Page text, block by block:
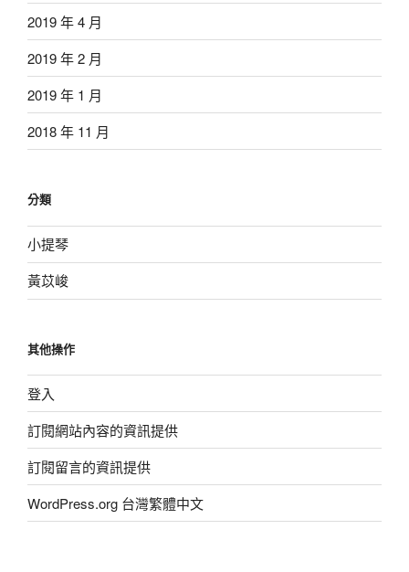
2019 年 4 月
2019 年 2 月
2019 年 1 月
2018 年 11 月
分類
小提琴
黃苡峻
其他操作
登入
訂閱網站內容的資訊提供
訂閱留言的資訊提供
WordPress.org 台灣繁體中文